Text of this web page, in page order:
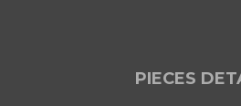
PIECES